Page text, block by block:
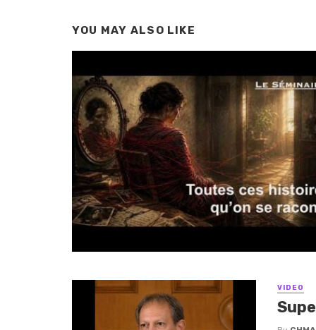
YOU MAY ALSO LIKE
VIDEO